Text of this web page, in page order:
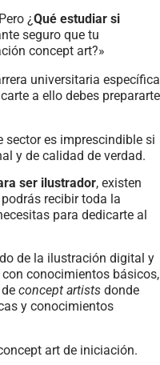
¿Qué estudiar si
seguro que tu
concept art?»
universitaria específica
a ello debes prepararte
sector es imprescindible si
y de calidad de verdad.
ser ilustrador, existen
recibir toda la
para dedicarte al
de la ilustración digital y
conocimientos básicos,
concept artists donde
y conocimientos
art de iniciación.